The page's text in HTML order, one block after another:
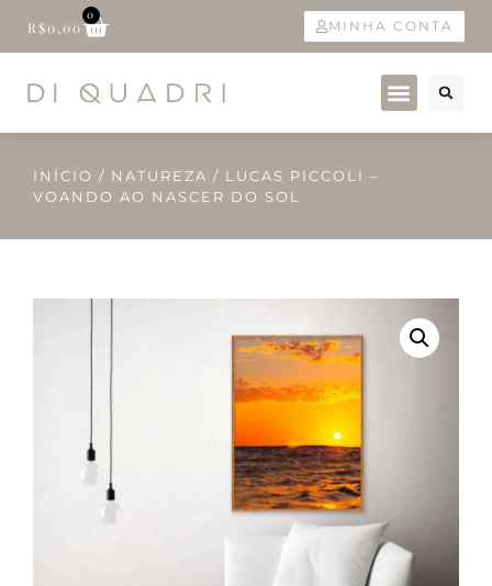
R$0,00
0
MINHA CONTA
INÍCIO / NATUREZA / LUCAS PICCOLI –
VOANDO AO NASCER DO SOL